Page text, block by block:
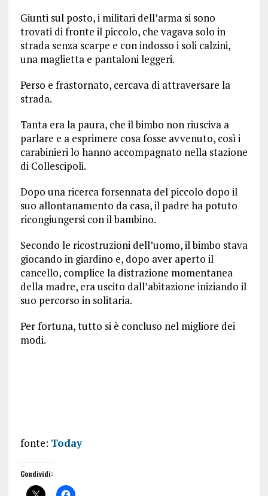
Giunti sul posto, i militari dell’arma si sono
trovati di fronte il piccolo, che vagava solo in
strada senza scarpe e con indosso i soli calzini,
una maglietta e pantaloni leggeri.
Perso e frastornato, cercava di attraversare la
strada.
Tanta era la paura, che il bimbo non riusciva a
parlare e a esprimere cosa fosse avvenuto, così i
carabinieri lo hanno accompagnato nella stazione
di Collescipoli.
Dopo una ricerca forsennata del piccolo dopo il
suo allontanamento da casa, il padre ha potuto
ricongiungersi con il bambino.
Secondo le ricostruzioni dell’uomo, il bimbo stava
giocando in giardino e, dopo aver aperto il
cancello, complice la distrazione momentanea
della madre, era uscito dall’abitazione iniziando il
suo percorso in solitaria.
Per fortuna, tutto si è concluso nel migliore dei
modi.
fonte: Today
Condividi: